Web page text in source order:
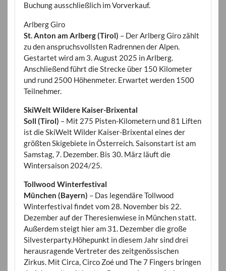
Buchung ausschließlich im Vorverkauf.
Arlberg Giro
St. Anton am Arlberg (Tirol) – Der Arlberg Giro zählt
zu den anspruchsvollsten Radrennen der Alpen.
Gestartet wird am 3. August 2025 in Arlberg.
Anschließend führt die Strecke über 150 Kilometer
und rund 2500 Höhenmeter. Erwartet werden 1500
Teilnehmer.
SkiWelt Wildere Kaiser-Brixental
Soll (Tirol) – Mit 275 Pisten-Kilometern und 81 Liften
ist die SkiWelt Wilder Kaiser-Brixental eines der
größten Skigebiete in Österreich. Saisonstart ist am
Samstag, 7. Dezember. Bis 30. März läuft die
Wintersaison 2024/25.
Tollwood Winterfestival
München (Bayern) – Das legendäre Tollwood
Winterfestival findet vom 28. November bis 22.
Dezember auf der Theresienwiese in München statt.
Außerdem steigt hier am 31. Dezember die große
Silvesterparty.Höhepunkt in diesem Jahr sind drei
herausragende Vertreter des zeitgenössischen
Zirkus. Mit Circa, Circo Zoé und The 7 Fingers bringen